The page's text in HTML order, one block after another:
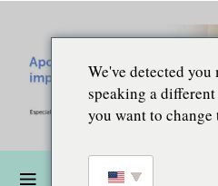
We've detected you
speaking a
you want to change